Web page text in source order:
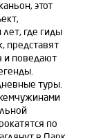
этот
где гиды
представят
и поведают
туры.
по